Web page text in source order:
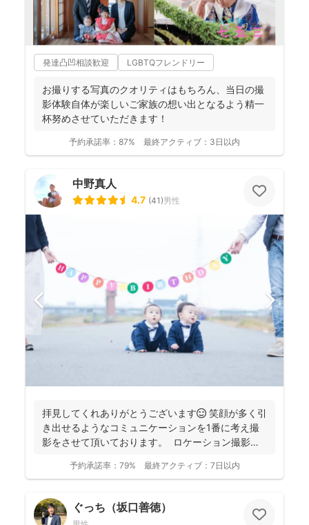
発達凸凹相談歓迎 LGBTQフレンドリー
お撮りする写真のクオリティはもちろん、当日の撮
影体験自体が楽しいご家族の想い出となるよう精一
杯努めさせていただきます！
予約承諾率： 87% 最終アクティブ： 3日以内
中野真人
4.7 (41)男性
拝見してくれありがとうございます😊 笑顔が多く引
き出せるようなコミュニケーションを1番に考え撮
影をさせて頂いております。 ロケーション撮影も
予約承諾率： 79% 最終アクティブ： 7日以内
ぐっち（坂口善徳）